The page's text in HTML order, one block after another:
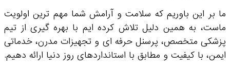
ما بر این باوریم که سلامت و آرامش شما مهم ترین اولویت
ماست، به همین دلیل تلاش کرده ایم با بهره گیری از تیم
پزشکی متخصص، پرسنل حرفه ای و تجهیزات مدرن، خدماتی
ایمن، با کیفیت و مطابق با استانداردهای روز دنیا ارائه دهیم.